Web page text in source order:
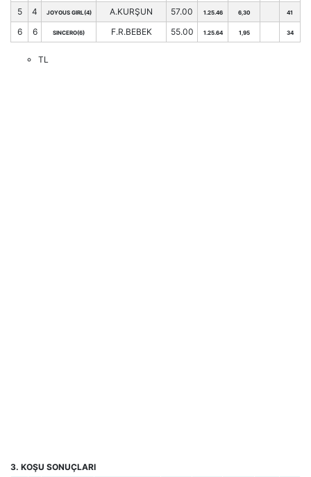
5 4 JOYOUS GIRL(4) A.KURŞUN 57.00 1.25.46 6,30 41
6 6 SINCERO(6) F.R.BEBEK 55.00 1.25.64 1,95 34
TL
3. KOŞU SONUÇLARI